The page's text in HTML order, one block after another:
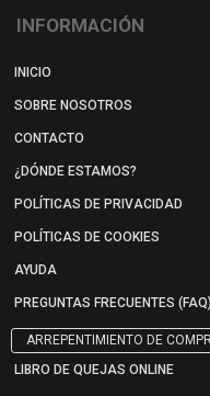
INFORMACIÓN
INICIO
SOBRE NOSOTROS
CONTACTO
¿DÓNDE ESTAMOS?
POLÍTICAS DE PRIVACIDAD
POLÍTICAS DE COOKIES
AYUDA
PREGUNTAS FRECUENTES (FAQ)
ARREPENTIMIENTO DE
LIBRO DE QUEJAS ONLINE